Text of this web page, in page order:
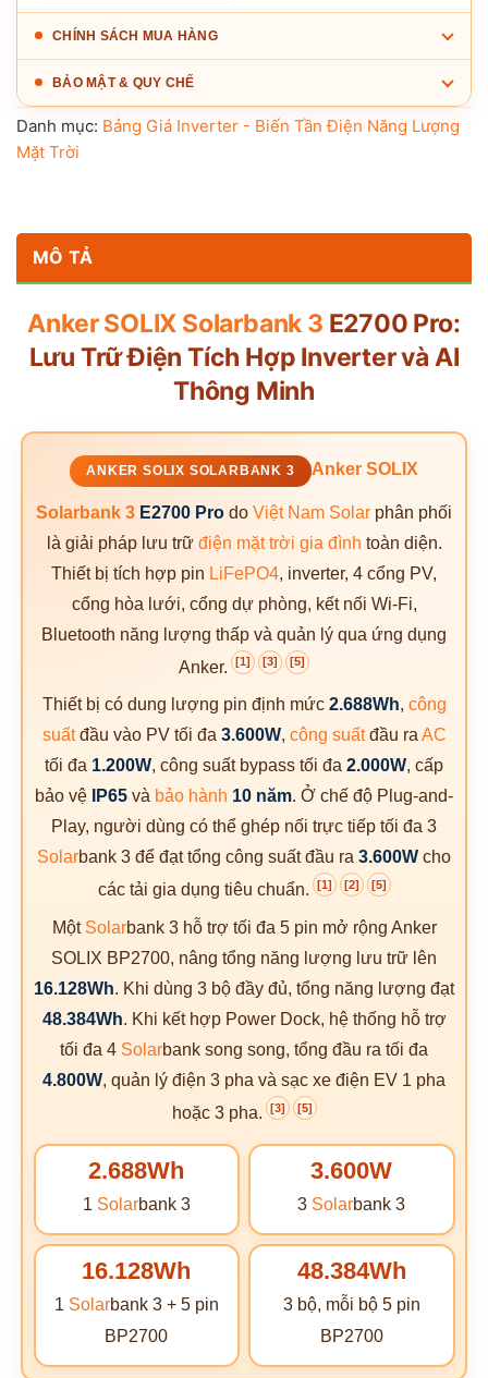
CHÍNH SÁCH MUA HÀNG
BẢO MẬT & QUY CHẾ
Danh mục: Bảng Giá Inverter - Biến Tần Điện Năng Lượng
Mặt Trời
MÔ TẢ
Anker SOLIX Solarbank 3 E2700 Pro:
Lưu Trữ Điện Tích Hợp Inverter và AI
Thông Minh
ANKER SOLIX SOLARBANK 3 Anker SOLIX
Solarbank 3 E2700 Pro do Việt Nam Solar phân phối
là giải pháp lưu trữ điện mặt trời gia đình toàn diện.
Thiết bị tích hợp pin LiFePO4, inverter, 4 cổng PV,
cổng hòa lưới, cổng dự phòng, kết nối Wi-Fi,
Bluetooth năng lượng thấp và quản lý qua ứng dụng
Anker.
[1] [3] [5]
Thiết bị có dung lượng pin định mức 2.688Wh, công
suấtđầu vào PV tối đa 3.600W, công suấtđầu ra AC
tối đa 1.200W, công suất bypass tối đa 2.000W, cấp
bảo vệ
IP65 và bảo hành 10 năm. Ở chế độ Plug-and-
Play, người dùng có thể ghép nối trực tiếp tối đa 3
Solarbank 3 để đạt tổng công suất đầu ra 3.600W cho
các tải gia dụng tiêu chuẩn.
[1] [2] [5]
Một Solarbank 3 hỗ trợ tối đa 5 pin mở rộng Anker
SOLIX BP2700, nâng tổng năng lượng lưu trữ lên
16.128Wh. Khi dùng 3 bộ đầy đủ, tổng năng lượng đạt
48.384Wh. Khi kết hợp Power Dock, hệ thống hỗ trợ
tối đa 4 Solarbank song song, tổng đầu ra tối đa
4.800W, quản lý điện 3 pha và sạc xe điện EV 1 pha
hoặc 3 pha.
[3] [5]
2.688Wh
1 Solarbank 3
3.600W
3 Solarbank 3
16.128Wh
1 Solarbank 3 + 5 pin
BP2700
48.384Wh
3 bộ, mỗi bộ 5 pin
BP2700